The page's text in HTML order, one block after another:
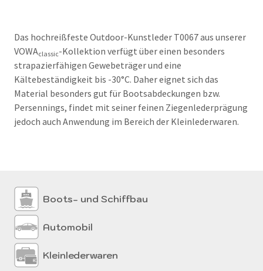
Das hochreißfeste Outdoor-Kunstleder T0067 aus unserer
VOWAclassic-Kollektion verfügt über einen besonders
strapazierfähigen Gewebeträger und eine
Kältebeständigkeit bis -30°C. Daher eignet sich das
Material besonders gut für Bootsabdeckungen bzw.
Persennings, findet mit seiner feinen Ziegenlederprägung
jedoch auch Anwendung im Bereich der Kleinlederwaren.
Boots- und Schiffbau
Automobil
Kleinlederwaren